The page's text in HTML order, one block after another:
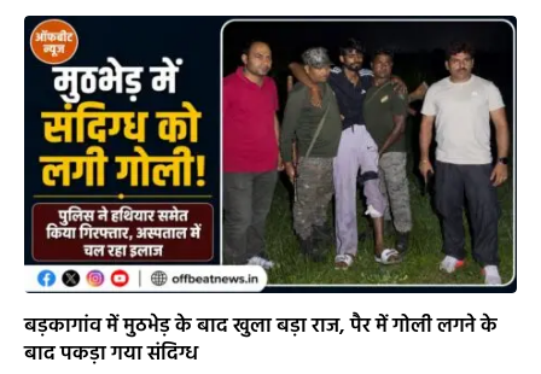
बड़कागांव में मुठभेड़ के बाद खुला बड़ा राज, पैर में गोली लगने के
बाद पकड़ा गया संदिग्ध